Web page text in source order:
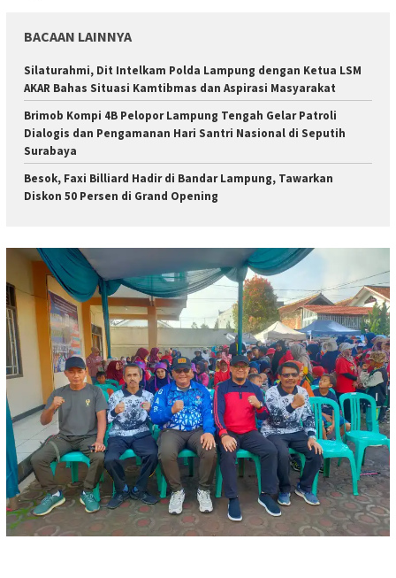
BACAAN LAINNYA
Silaturahmi, Dit Intelkam Polda Lampung dengan Ketua LSM
AKAR Bahas Situasi Kamtibmas dan Aspirasi Masyarakat
Brimob Kompi 4B Pelopor Lampung Tengah Gelar Patroli
Dialogis dan Pengamanan Hari Santri Nasional di Seputih
Surabaya
Besok, Faxi Billiard Hadir di Bandar Lampung, Tawarkan
Diskon 50 Persen di Grand Opening